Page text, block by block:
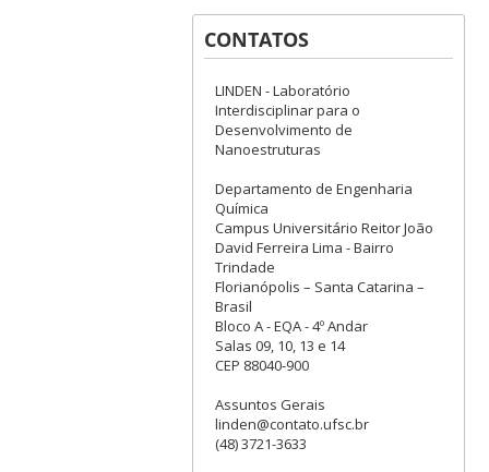
CONTATOS
LINDEN - Laboratório
Interdisciplinar para o
Desenvolvimento de
Nanoestruturas
Departamento de Engenharia
Química
Campus Universitário Reitor João
David Ferreira Lima - Bairro
Trindade
Florianópolis – Santa Catarina –
Brasil
Bloco A - EQA - 4º Andar
Salas 09, 10, 13 e 14
CEP 88040-900
Assuntos Gerais
linden@contato.ufsc.br
(48) 3721-3633